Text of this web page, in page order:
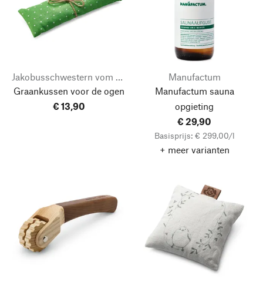
Jakobusschwestern vom kostbaren Gewand Jesu
Graankussen voor de ogen
€ 13,90
Manufactum
Manufactum sauna
opgieting
€ 29,90
Basisprijs: € 299,00/l
+ meer varianten